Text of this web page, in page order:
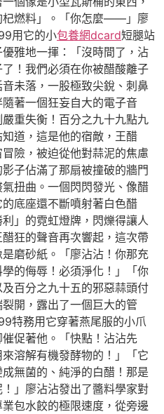
杞燃料」。「你怎麼——」廖
用它的小包養網dcard短腿站
雅地一揮：「沒時間了，沾
！我們必須在你被醋酸離子
未落，一股極致尖銳、刺鼻
著一個狂妄自大的電子音
重失衡！百分之九十九點九
道，這是他的宿敵，王醋
險，被迫從他對蒜泥的焦慮
子佔滿了那扇被撞破的牆門
扭曲。一個閃閃發光、像醋
底座還不斷噴射著白色醋
」的霓虹燈牌，閃爍得讓人
狂的聲音再次響起，這次帶
磨砂紙。「廖沾沾！你那充
的侮辱！必須淨化！」「你
百分之九十五的邪惡蒜頭付
開，露出了一個巨大的管
特務用它穿著燕尾服的小爪
促著他。「快點！沾沾先
溶解有機發酵物的！」「它
無菌的、純淨的白醋！那是
」廖沾沾發出了醬料學家對
包水餃的極限速度，從旁邊